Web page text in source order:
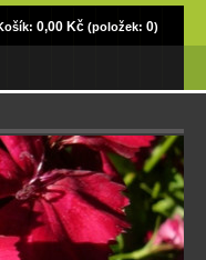
0,00 Kč (položek: 0)